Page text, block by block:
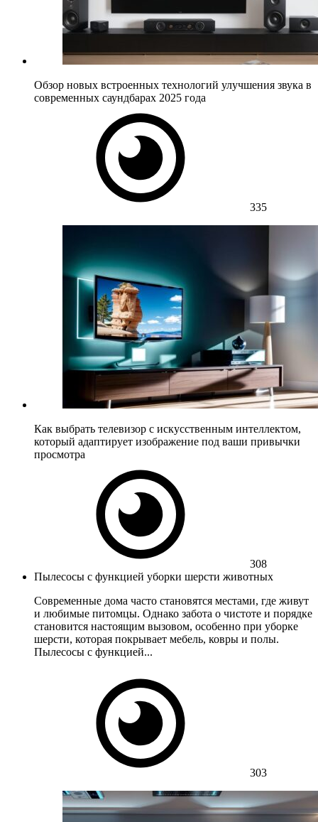
Обзор новых встроенных технологий улучшения звука в
современных саундбарах 2025 года
335
Как выбрать телевизор с искусственным интеллектом,
который адаптирует изображение под ваши привычки
просмотра
308
Пылесосы с функцией уборки шерсти животных
Современные дома часто становятся местами, где живут
и любимые питомцы. Однако забота о чистоте и порядке
становится настоящим вызовом, особенно при уборке
шерсти, которая покрывает мебель, ковры и полы.
Пылесосы с функцией...
303